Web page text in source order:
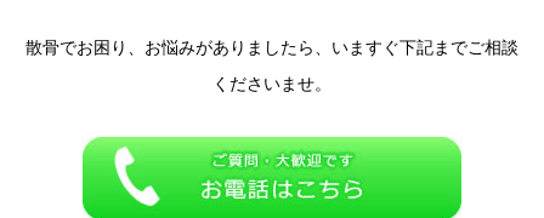
散骨でお困り、お悩みがありましたら、いますぐ下記までご相談
くださいませ。